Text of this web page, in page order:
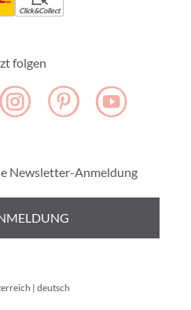
Click&Collect
folgen
Newsletter-Anmeldung
| deutsch